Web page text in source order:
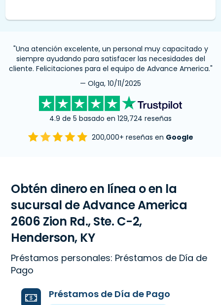
"Una atención excelente, un personal muy capacitado y
siempre ayudando para satisfacer las necesidades del
cliente. Felicitaciones para el equipo de Advance America."
— Olga, 10/11/2025
4.9 de 5 basado en 129,724 reseñas
200,000+ reseñas en Google
Obtén dinero en línea o en la
sucursal de Advance America
2606 Zion Rd., Ste. C-2,
Henderson, KY
Préstamos personales: Préstamos de Día de
Pago
Préstamos de Día de Pago